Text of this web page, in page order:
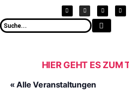
HIER GEHT ES ZUM
« Alle Veranstaltungen